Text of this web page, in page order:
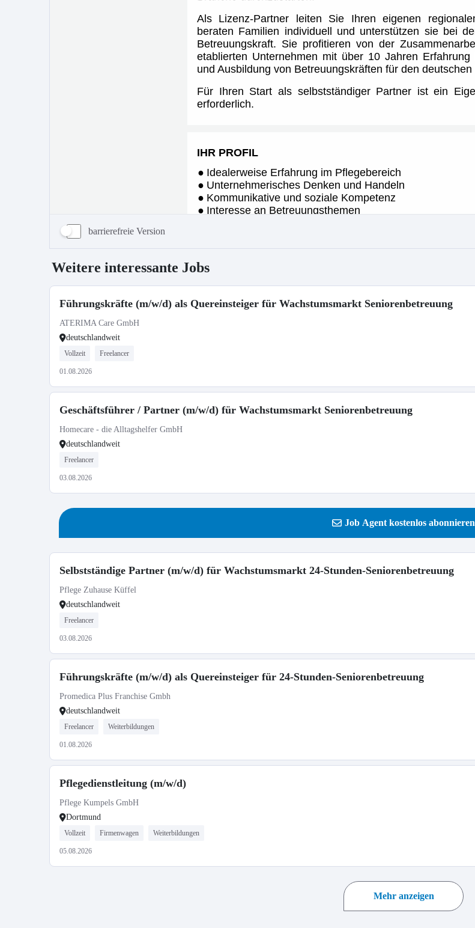
barrierefreie Version
Weitere interessante Jobs
Führungskräfte (m/w/d) als Quereinsteiger für Wachstumsmarkt Seniorenbetreuung
ATERIMA Care GmbH
deutschlandweit
Vollzeit Freelancer
01.08.2026
Geschäftsführer / Partner (m/w/d) für Wachstumsmarkt Seniorenbetreuung
Homecare - die Alltagshelfer GmbH
deutschlandweit
Freelancer
03.08.2026
Job Agent kostenlos abonnieren
Selbstständige Partner (m/w/d) für Wachstumsmarkt 24-Stunden-Seniorenbetreuung
Pflege Zuhause Küffel
deutschlandweit
Freelancer
03.08.2026
Führungskräfte (m/w/d) als Quereinsteiger für 24-Stunden-Seniorenbetreuung
Promedica Plus Franchise Gmbh
deutschlandweit
Freelancer Weiterbildungen
01.08.2026
Pflegedienstleitung (m/w/d)
Pflege Kumpels GmbH
Dortmund
Vollzeit Firmenwagen Weiterbildungen
05.08.2026
Mehr anzeigen